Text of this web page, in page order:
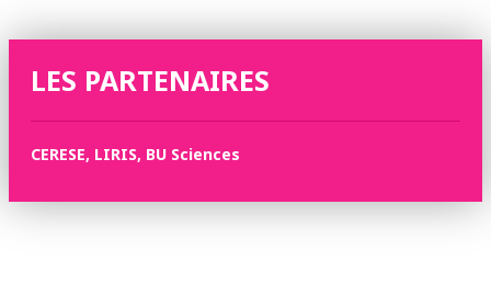
LES PARTENAIRES
CERESE, LIRIS, BU Sciences